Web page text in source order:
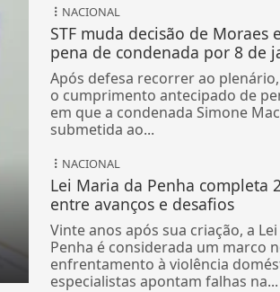
NACIONAL
STF muda decisão de Moraes
pena de condenada por 8 de
Após defesa recorrer ao
o cumprimento antecipado de
em que a condenada Simone
submetida ao...
NACIONAL
Lei Maria da Penha completa
entre avanços e desafios
Vinte anos após sua criação, a
Penha é considerada um marco
enfrentamento à violência
especialistas apontam falhas na...